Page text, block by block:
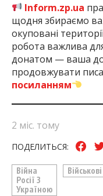
Inform.zp.ua
щодня збираємо
окуповані
робота важлива
донатом — ваша
продовжувати
посиланням
2 міс. тому
ПОДЕЛИТЬСЯ:
Війна
Росії З
Україною
Військові